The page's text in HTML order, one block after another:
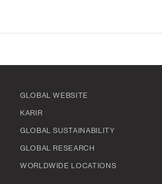
GLOBAL WEBSITE
KARIR
GLOBAL SUSTAINABILITY
GLOBAL RESEARCH
WORLDWIDE LOCATIONS